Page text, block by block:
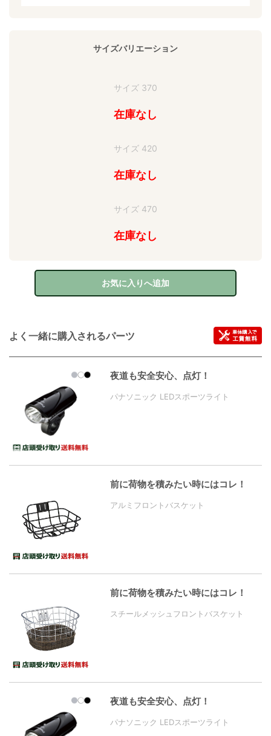
サイズバリエーション
サイズ 370
在庫なし
サイズ 420
在庫なし
サイズ 470
在庫なし
お気に入りへ追加
よく一緒に購入されるパーツ
夜道も安全安心、点灯！
パナソニック LEDスポーツライト
前に荷物を積みたい時にはコレ！
アルミフロントバスケット
前に荷物を積みたい時にはコレ！
スチールメッシュフロントバスケット
夜道も安全安心、点灯！
パナソニック LEDスポーツライト